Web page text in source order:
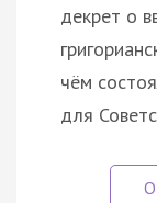
декрет о
чём
для